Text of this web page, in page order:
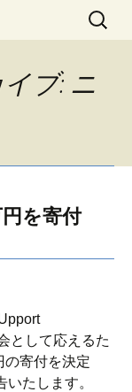
工学・
教就美
材料系学科
動動の情報
検
ブ: ニ
を寄付
として応えるた
の寄付を決定
たします。